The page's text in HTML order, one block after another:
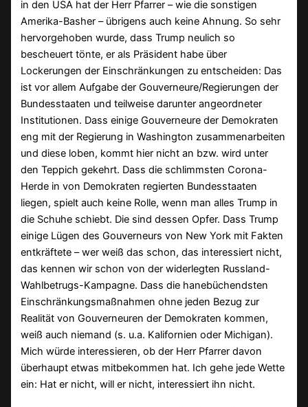
in den USA hat der Herr Pfarrer – wie die sonstigen
Amerika-Basher – übrigens auch keine Ahnung. So sehr
hervorgehoben wurde, dass Trump neulich so
bescheuert tönte, er als Präsident habe über
Lockerungen der Einschränkungen zu entscheiden: Das
ist vor allem Aufgabe der Gouverneure/Regierungen der
Bundesstaaten und teilweise darunter angeordneter
Institutionen. Dass einige Gouverneure der Demokraten
eng mit der Regierung in Washington zusammenarbeiten
und diese loben, kommt hier nicht an bzw. wird unter
den Teppich gekehrt. Dass die schlimmsten Corona-
Herde in von Demokraten regierten Bundesstaaten
liegen, spielt auch keine Rolle, wenn man alles Trump in
die Schuhe schiebt. Die sind dessen Opfer. Dass Trump
einige Lügen des Gouverneurs von New York mit Fakten
entkräftete – wer weiß das schon, das interessiert nicht,
das kennen wir schon von der widerlegten Russland-
Wahlbetrugs-Kampagne. Dass die hanebüchendsten
Einschränkungsmaßnahmen ohne jeden Bezug zur
Realität von Gouverneuren der Demokraten kommen,
weiß auch niemand (s. u.a. Kalifornien oder Michigan).
Mich würde interessieren, ob der Herr Pfarrer davon
überhaupt etwas mitbekommen hat. Ich gehe jede Wette
ein: Hat er nicht, will er nicht, interessiert ihn nicht.